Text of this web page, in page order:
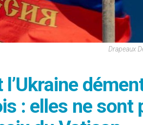
Drapeaux
l’Ukraine
: elles ne sont